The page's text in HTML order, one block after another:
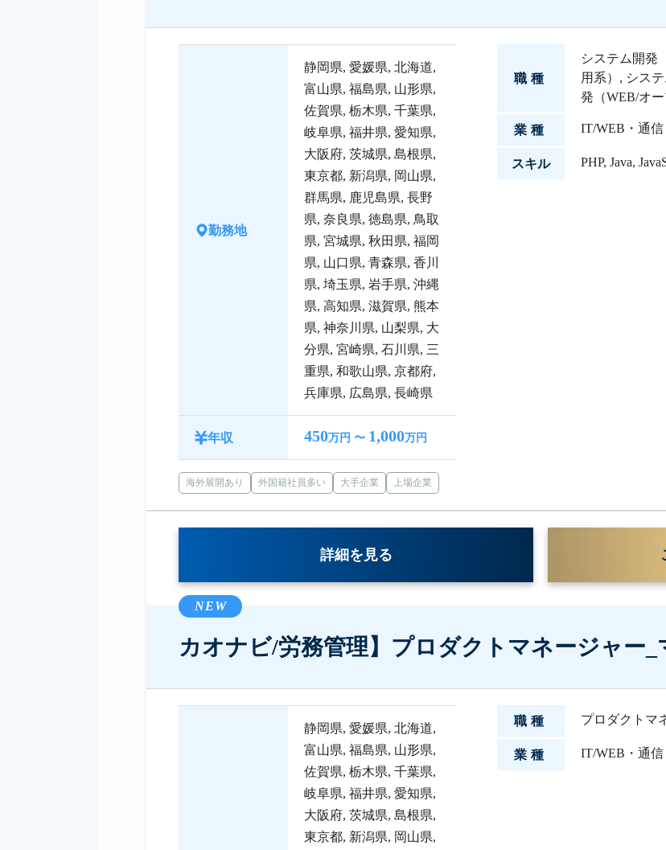
勤務地
静岡県, 愛媛県, 北海道,
富山県, 福島県, 山形県,
佐賀県, 栃木県, 千葉県,
岐阜県, 福井県, 愛知県,
大阪府, 茨城県, 島根県,
東京都, 新潟県, 岡山県,
群馬県, 鹿児島県, 長野
県, 奈良県, 徳島県, 鳥取
県, 宮城県, 秋田県, 福岡
県, 山口県, 青森県, 香川
県, 埼玉県, 岩手県, 沖縄
県, 高知県, 滋賀県, 熊本
県, 神奈川県, 山梨県, 大
分県, 宮崎県, 石川県, 三
重県, 和歌山県, 京都府,
兵庫県, 広島県, 長崎県
年収 450万円 〜 1,000万円
海外展開あり 外国籍社員多い 大手企業 上場企業
職種
システム開発
用系） , シス
発（WEB/オー
業種 IT/WEB・通
スキル PHP, Java,
詳細を見る
NEW
カオナビ/労務管理】プロダクトマネージャー
静岡県, 愛媛県, 北海道,
富山県, 福島県, 山形県,
佐賀県, 栃木県, 千葉県,
岐阜県, 福井県, 愛知県,
大阪府, 茨城県, 島根県,
東京都, 新潟県, 岡山県,
職種 プロダクトマ
業種 IT/WEB・通